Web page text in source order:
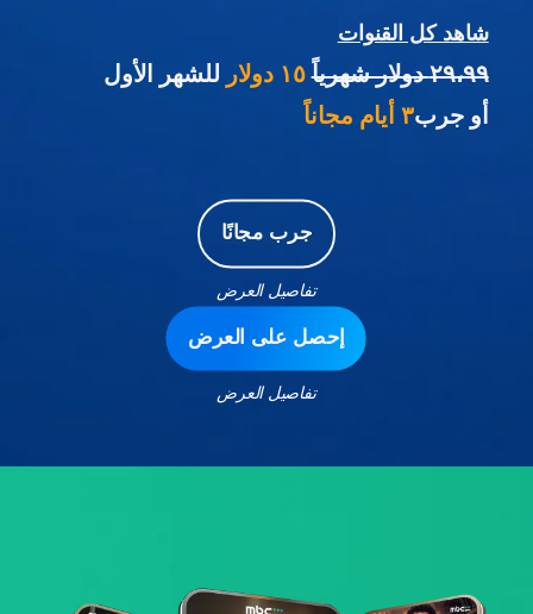
شاهد كل القنوات
٢٩،٩٩ دولار شهرياً ١٥ دولار
للشهر الأول
أو جرب٣ أيام مجاناً
جرب مجانًا
تفاصيل العرض
إحصل على العرض
تفاصيل العرض